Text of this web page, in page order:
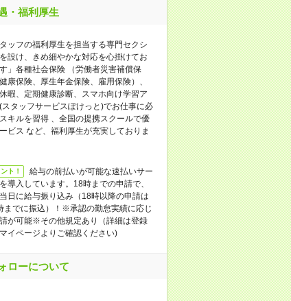
・福利厚生
タッフの福利厚生を担当する専門セクシ
設け、きめ細やかな対応を心掛けてお
」各種社会保険 （労働者災害補償保
康保険、厚生年金保険、雇用保険）、
暇、定期健康診断、スマホ向け学習ア
スタッフサービスぽけっと)でお仕事に必
キルを習得 、全国の提携スクールで優
ビス など、福利厚生が充実しておりま
ト！
給与の前払いが可能な速払いサー
導入しています。18時までの申請で、
日に給与振り込み（18時以降の申請は
までに振込）！※承認の勤怠実績に応じ
が可能※その他規定あり（詳細は登録
イページよりご確認ください)
ローについて